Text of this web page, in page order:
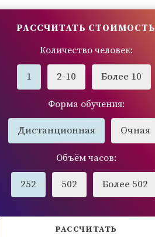
РАССЧИТАТЬ СТОИМОСТЬ
Количество человек:
1 2-10 Более 10
Форма обучения:
Дистанционная Очная
Объём часов:
252 502 Более 502
РАССЧИТАТЬ